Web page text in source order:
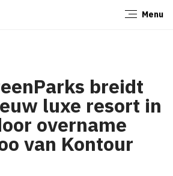
Menu
breidt
luxe resort in
overname
van Kontour
Sluiten